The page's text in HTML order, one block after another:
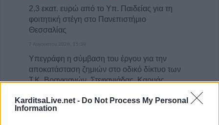
KarditsaLive.net - Do Not Process My Personal
Information
2,3 εκατ. ευρώ από το Υπ. Παιδείας για τη
φοιτητική στέγη στο Πανεπιστήμιο
Θεσσαλίας
7 Αυγούστου 2026, 15:39
Υπεγράφη η σύμβαση του έργου για την
αποκατάσταση ζημιών στο οδικό δίκτυο των
Τ.Κ. Βραγκιανών, Στεφανιάδας, Καρυάς,
7 Αυγούστου 2026, 15:34